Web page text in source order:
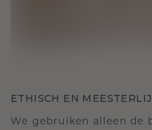
ETHISCH EN
We gebruiken alleen de